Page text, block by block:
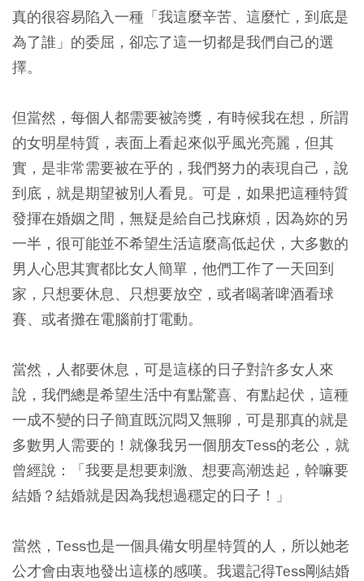
真的很容易陷入一種「我這麼辛苦、這麼忙，到底是
為了誰」的委屈，卻忘了這一切都是我們自己的選
擇。
但當然，每個人都需要被誇獎，有時候我在想，所謂
的女明星特質，表面上看起來似乎風光亮麗，但其
實，是非常需要被在乎的，我們努力的表現自己，說
到底，就是期望被別人看見。可是，如果把這種特質
發揮在婚姻之間，無疑是給自己找麻煩，因為妳的另
一半，很可能並不希望生活這麼高低起伏，大多數的
男人心思其實都比女人簡單，他們工作了一天回到
家，只想要休息、只想要放空，或者喝著啤酒看球
賽、或者攤在電腦前打電動。
當然，人都要休息，可是這樣的日子對許多女人來
說，我們總是希望生活中有點驚喜、有點起伏，這種
一成不變的日子簡直既沉悶又無聊，可是那真的就是
多數男人需要的！就像我另一個朋友Tess的老公，就
曾經說：「我要是想要刺激、想要高潮迭起，幹嘛要
結婚？結婚就是因為我想過穩定的日子！」
當然，Tess也是一個具備女明星特質的人，所以她老
公才會由衷地發出這樣的感嘆。我還記得Tess剛結婚